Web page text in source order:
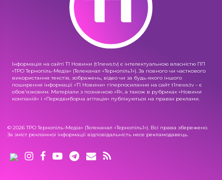
Інформація на сайті Т1 Новини (t1news.tv) є інтелектуальною власністю ПП
«ТРО Тернопіль-Медіа» (Телеканал «Тернопіль1»). За повного чи часткового
використання текстів, зображень, відео чи за будь-якого іншого
поширення інформації «Т1 Новини» гіперпосилання на сайт t1news.tv – є
обов'язковим. Матеріали з позначкою «R», а також в рубриках «Новини
компаній» і «Передвиборча агітація» публікуються на правах реклами.
© 2026 ТРО Тернопіль-Медіа» (Телеканал «Тернопіль1»). Всі права збережено.
За зміст рекламної інформації відповідальність несе рекламодавець.